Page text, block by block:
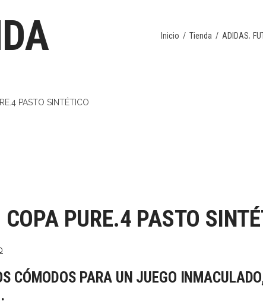
Inicio / Tienda / ADIDAS
COPA PURE.4 PASTO
actualCÓMODOS PARA UN JUEGO